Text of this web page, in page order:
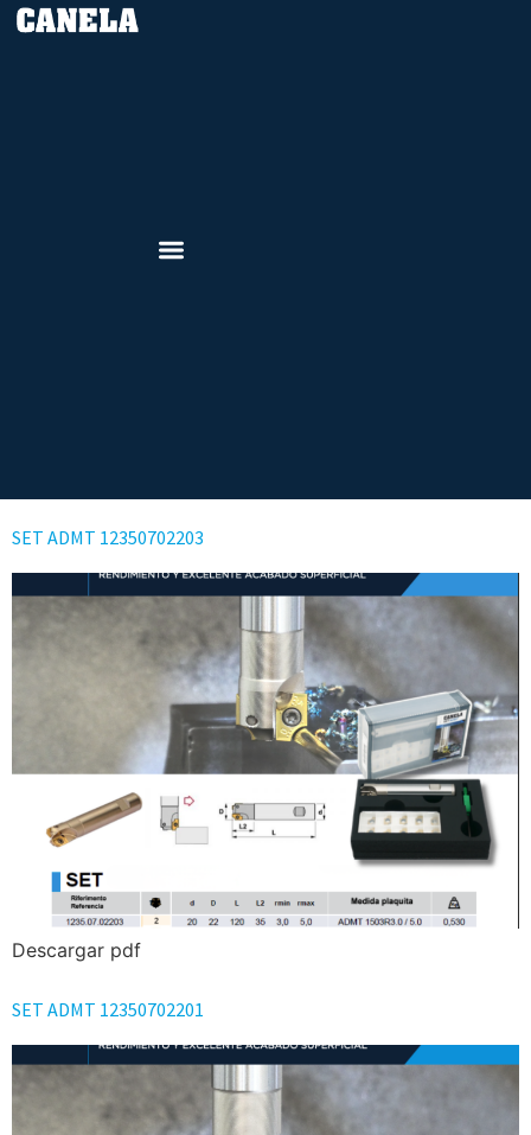
SET ADMT 12350702203
Descargar pdf
SET ADMT 12350702201